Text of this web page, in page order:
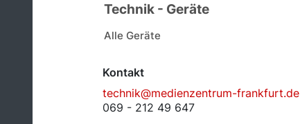
Technik - Geräte
Alle Geräte
Kontakt
technik@medienzentrum-frankfurt.de
069 - 212 49 647